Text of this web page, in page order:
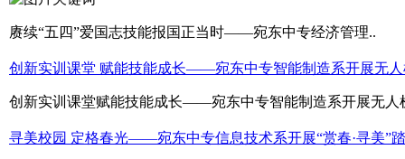
赓续“五四”爱国志技能报国正当时——宛东中专经济管理..
创新实训课堂 赋能技能成长——宛东中专智能制造系开展无
创新实训课堂赋能技能成长——宛东中专智能制造系开展无人
寻美校园 定格春光——宛东中专信息技术系开展“赏春·寻美”